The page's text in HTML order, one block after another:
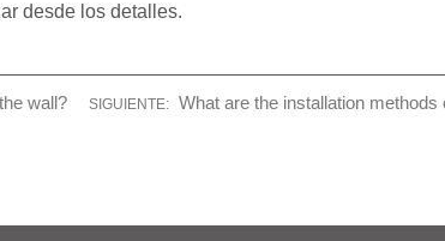
desde los detalles.
wall? SIGUIENTE: What are the installation